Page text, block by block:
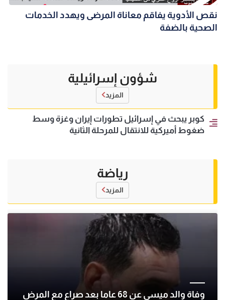
نقص الأدوية يفاقم معاناة المرضى ويهدد الخدمات
الصحية بالضفة
شؤون إسرائيلية
المزيد
كوبر يبحث في إسرائيل تطورات إيران وغزة وسط
ضغوط أميركية للانتقال للمرحلة الثانية
رياضة
المزيد
وفاة والد ميسي عن 68 عاما بعد صراع مع المرض